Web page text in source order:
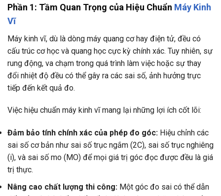
Phần 1: Tầm Quan Trọng của Hiệu Chuẩn Máy Kinh
Vĩ
Máy kinh vĩ, dù là dòng máy quang cơ hay điện tử, đều có
cấu trúc cơ học và quang học cực kỳ chính xác. Tuy nhiên, sự
rung động, va chạm trong quá trình làm việc hoặc sự thay
đổi nhiệt độ đều có thể gây ra các sai số, ảnh hưởng trực
tiếp đến kết quả đo.
Việc hiệu chuẩn máy kinh vĩ mang lại những lợi ích cốt lõi:
Đảm bảo tính chính xác của phép đo góc: Hiệu chỉnh các
sai số cơ bản như sai số trục ngắm (2C), sai số trục nghiêng
(i), và sai số mo (MO) để mọi giá trị góc đọc được đều là giá
trị thực.
Nâng cao chất lượng thi công: Một góc đo sai có thể dẫn